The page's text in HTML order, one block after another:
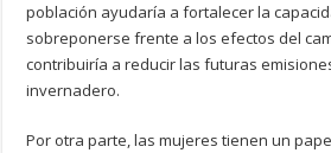
población ayudaría a fortalecer la
sobreponerse frente a los efectos del
contribuiría a reducir las futuras
invernadero.
Por otra parte, las mujeres tienen un